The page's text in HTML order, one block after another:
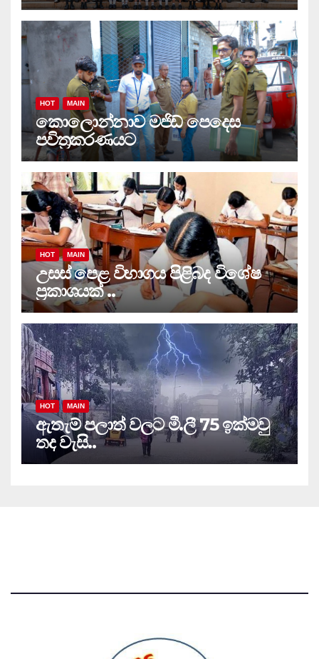
HOT MAIN
කොලොන්නාව මජිඩ් පෙදෙස
පවිත්‍රකරණයට
HOT MAIN
උසස් පෙළ විභාගය පිළිබද විශේෂ
ප්‍රකාශයක් ..
HOT MAIN
ඇතැම් පලාත් වලට මී.ලී 75 ඉක්මවු
තද වැසි..